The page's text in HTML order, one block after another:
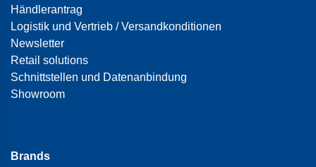
Händlerantrag
Logistik und Vertrieb / Versandkonditionen
Newsletter
Retail solutions
Schnittstellen und Datenanbindung
Showroom
Brands